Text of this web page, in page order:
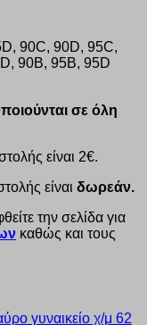
90C, 90D, 95C,
90B, 95B, 95D
σε όλη
είναι 2€.
είναι δωρεάν.
την σελίδα για
καθώς και τους